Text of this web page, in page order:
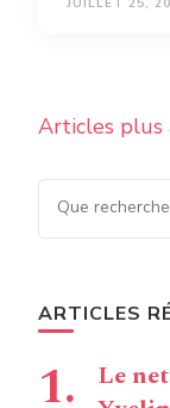
JUILLET 25,
articles
Articles plus
Vous
chose ?
ARTICLES
Le